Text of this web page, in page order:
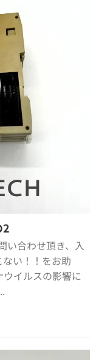
い合わせ頂き、入
い！！をお助
イルスの影響に